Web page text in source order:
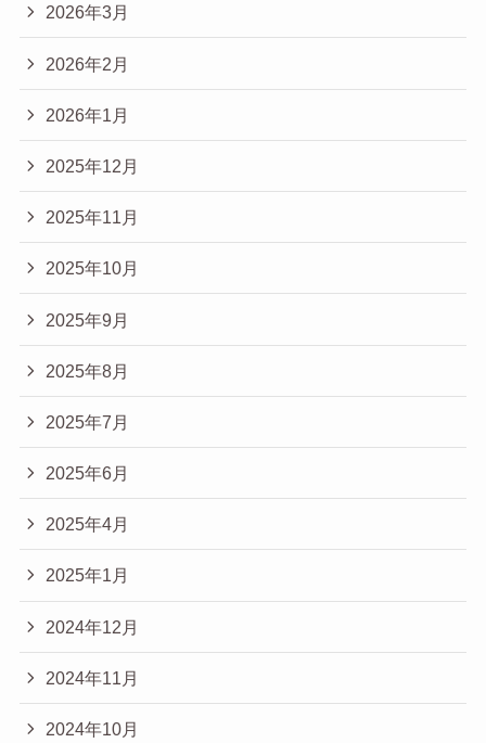
2026年3月
2026年2月
2026年1月
2025年12月
2025年11月
2025年10月
2025年9月
2025年8月
2025年7月
2025年6月
2025年4月
2025年1月
2024年12月
2024年11月
2024年10月